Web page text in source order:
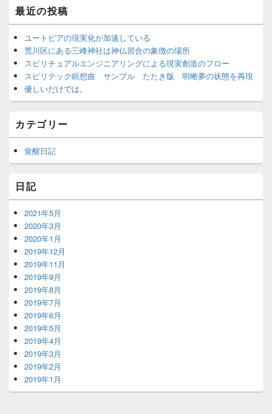
ド
バ
ー
ウ
ェ
ッ
ト
リ
ア
象:
最近の投稿
ユートピアの現実化が加速している
荒川区にある三峰神社は神仏習合の象徴の場所
スピリチュアルエンジニアリングによる現実創造のフロー
スピリテック瞑想曲 サンプル たたき版 明晰夢の状態を再現
優しいだけでは。
カテゴリー
覚醒日記
日記
2021年5月
2020年3月
2020年1月
2019年12月
2019年11月
2019年9月
2019年8月
2019年7月
2019年6月
2019年5月
2019年4月
2019年3月
2019年2月
2019年1月